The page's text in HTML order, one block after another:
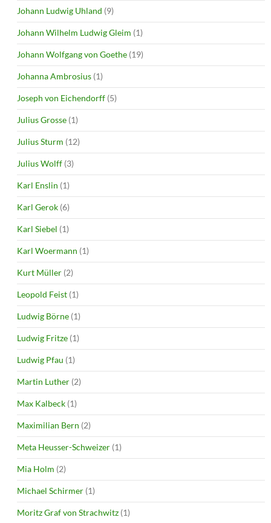
Johann Ludwig Uhland (9)
Johann Wilhelm Ludwig Gleim (1)
Johann Wolfgang von Goethe (19)
Johanna Ambrosius (1)
Joseph von Eichendorff (5)
Julius Grosse (1)
Julius Sturm (12)
Julius Wolff (3)
Karl Enslin (1)
Karl Gerok (6)
Karl Siebel (1)
Karl Woermann (1)
Kurt Müller (2)
Leopold Feist (1)
Ludwig Börne (1)
Ludwig Fritze (1)
Ludwig Pfau (1)
Martin Luther (2)
Max Kalbeck (1)
Maximilian Bern (2)
Meta Heusser-Schweizer (1)
Mia Holm (2)
Michael Schirmer (1)
Moritz Graf von Strachwitz (1)